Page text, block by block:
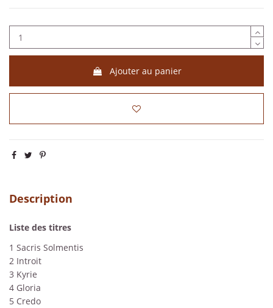
Ajouter au panier
Description
Liste des titres
1 Sacris Solmentis
2 Introit
3 Kyrie
4 Gloria
5 Credo